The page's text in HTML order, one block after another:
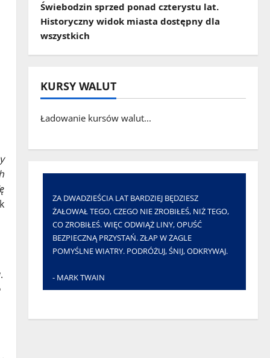
Świebodzin sprzed ponad czterystu lat.
Historyczny widok miasta dostępny dla
wszystkich
KURSY WALUT
Ładowanie kursów walut...
ZA DWADZIEŚCIA LAT BARDZIEJ BĘDZIESZ
ŻAŁOWAŁ TEGO, CZEGO NIE ZROBIŁEŚ, NIŻ TEGO,
CO ZROBIŁEŚ. WIĘC ODWIĄŻ LINY, OPUŚĆ
BEZPIECZNĄ PRZYSTAŃ. ZŁAP W ŻAGLE
POMYŚLNE WIATRY. PODRÓŻUJ, ŚNIJ, ODKRYWAJ.
- MARK TWAIN